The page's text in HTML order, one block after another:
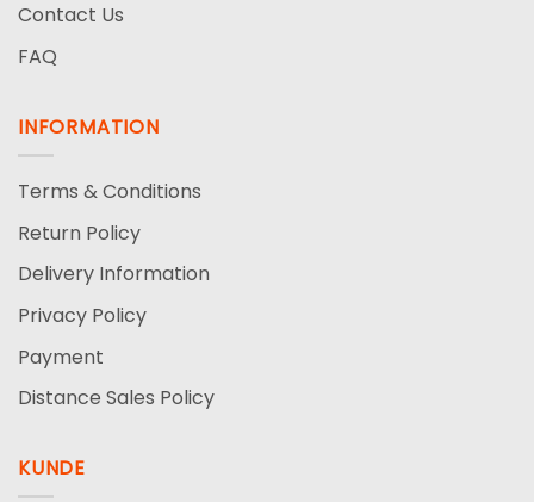
Contact Us
FAQ
INFORMATION
Terms & Conditions
Return Policy
Delivery Information
Privacy Policy
Payment
Distance Sales Policy
KUNDE